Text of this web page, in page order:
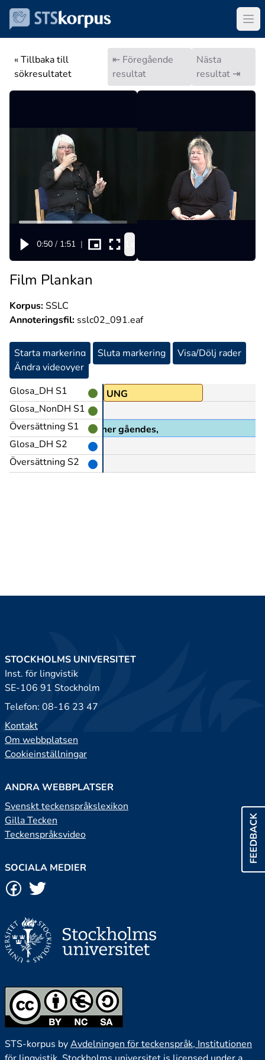
« Tillbaka till
sökresultatet
⇤ Föregående
resultat
Nästa
resultat ⇥
0:50 / 1:51 |
Film Plankan
Korpus:SSLC
Annoteringsfil: sslc02_091.eaf
Starta markering Sluta markering
Visa/Dölj rader
Ändra videovyer
Glosa_DH S1
Glosa_NonDH S1
Översättning S1
Glosa_DH S2
Översättning S2
UNG
vita klackskor kommer gåendes,
FEEDBACK
STOCKHOLMS UNIVERSITET
Inst. för lingvistik
SE-106 91 Stockholm
Telefon: 08-16 23 47
Kontakt
Om webbplatsen
Cookieinställningar
ANDRA WEBBPLATSER
Svenskt teckenspråkslexikon
Gilla Tecken
Teckenspråksvideo
SOCIALA MEDIER
STS-korpus byAvdelningen för teckenspråk, Institutionen